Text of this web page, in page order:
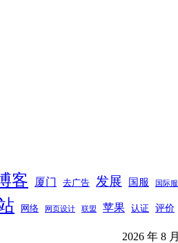
客 厦门 去广告 发展 国服 国际服
网络 网页设计 联盟 苹果 认证 评价
2026 年 8 月